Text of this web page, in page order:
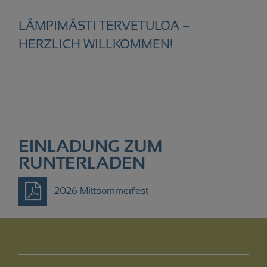
LÄMPIMÄSTI TERVETULOA –
HERZLICH WILLKOMMEN!
EINLADUNG ZUM
RUNTERLADEN
2026 Mittsommerfest